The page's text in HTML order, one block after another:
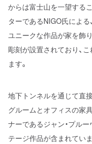
からは富士山を一望する
ターであるNIGO氏によ
ユニークな作品が家を飾
彫刻が設置されており、
ます。
地下トンネルを通じて直
グルームとオフィスの家
ナーであるジャン・プル
テージ作品が含まれてい